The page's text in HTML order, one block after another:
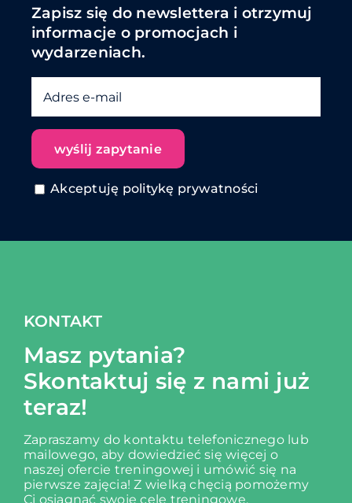
Zapisz się do newslettera i otrzymuj
informacje o promocjach i
wydarzeniach.
Akceptuję politykę prywatności
KONTAKT
Masz pytania?
Skontaktuj się z nami już
teraz!
Zapraszamy do kontaktu telefonicznego lub
mailowego, aby dowiedzieć się więcej o
naszej ofercie treningowej i umówić się na
pierwsze zajęcia!Z wielką chęcią pomożemy
Ci osiągnąć swoje cele treningowe.